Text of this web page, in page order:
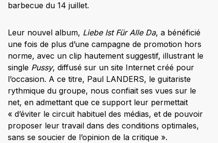
barbecue du 14 juillet.
Leur nouvel album, Liebe Ist Für Alle Da, a bénéficié
une fois de plus d’une campagne de promotion hors
norme, avec un clip hautement suggestif, illustrant le
single Pussy, diffusé sur un site Internet créé pour
l’occasion. A ce titre, Paul LANDERS, le guitariste
rythmique du groupe, nous confiait ses vues sur le
net, en admettant que ce support leur permettait
« d’éviter le circuit habituel des médias, et de pouvoir
proposer leur travail dans des conditions optimales,
sans se soucier de l’opinion de la critique ».